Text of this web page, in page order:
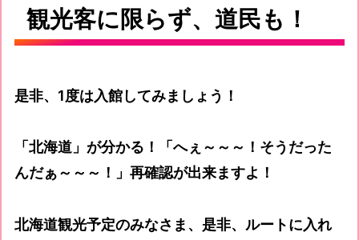
観光客に限らず、道民も！
是非、1度は入館してみましょう！
「北海道」が分かる！「へぇ～～～！そうだった
んだぁ～～～！」再確認が出来ますよ！
北海道観光予定のみなさま、是非、ルートに入れ